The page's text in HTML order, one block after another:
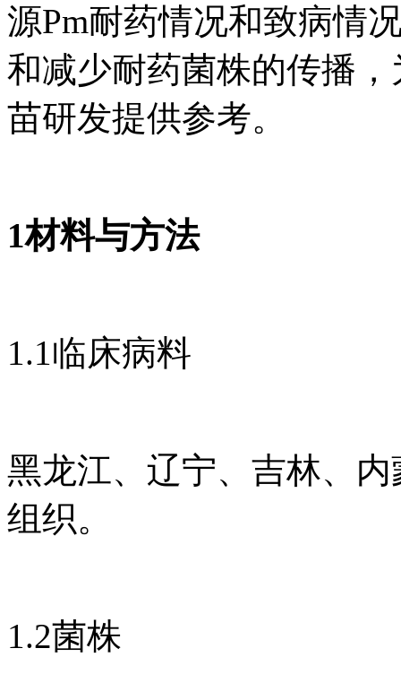
源Pm耐药情况和致病情
和减少耐药菌株的传播
苗研发提供参考。
1材料与方法
1.1临床病料
黑龙江、辽宁、吉林、
组织。
1.2菌株